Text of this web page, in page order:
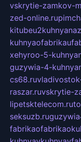
vskrytie-zamkov-
zed-online.ru
xehyroo-5-
guzywia-4-
cs68.ru
raszar.ruvskrytie-
lipetsktelecom.ru
seksuzb.ru